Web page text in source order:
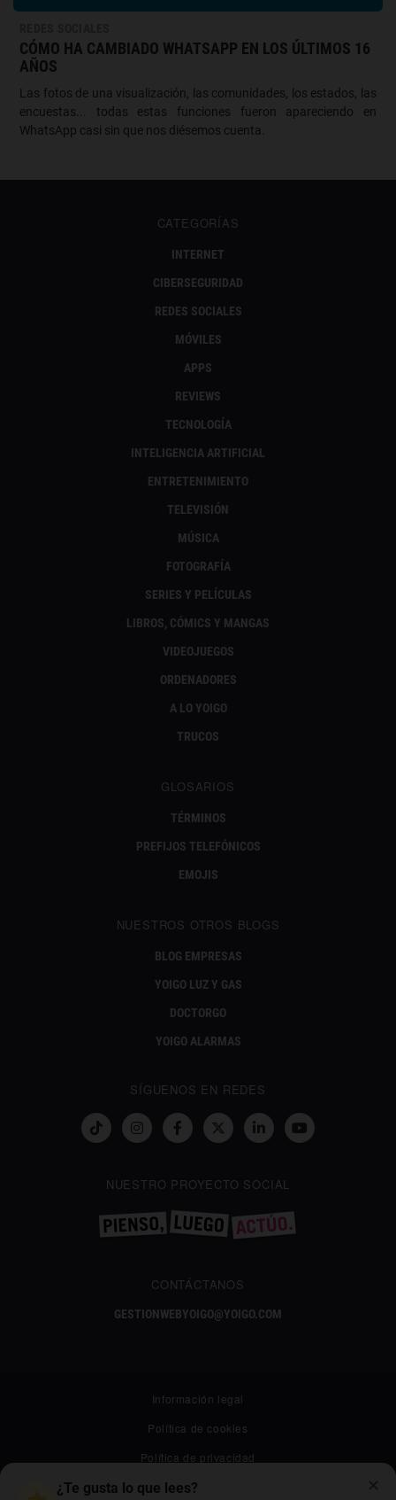
CÓMO HA CAMBIADO WHATSAPP EN LOS ÚLTIMOS 16
AÑOS
Las fotos de una visualización, las comunidades, los estados, las
encuestas... todas estas funciones fueron apareciendo en
WhatsApp casi sin que nos diésemos cuenta.
CATEGORÍAS
INTERNET
CIBERSEGURIDAD
REDES SOCIALES
MÓVILES
APPS
REVIEWS
TECNOLOGÍA
INTELIGENCIA ARTIFICIAL
ENTRETENIMIENTO
TELEVISIÓN
MÚSICA
FOTOGRAFÍA
SERIES Y PELÍCULAS
LIBROS, CÓMICS Y MANGAS
VIDEOJUEGOS
ORDENADORES
A LO YOIGO
TRUCOS
GLOSARIOS
TÉRMINOS
PREFIJOS TELEFÓNICOS
EMOJIS
NUESTROS OTROS BLOGS
BLOG EMPRESAS
YOIGO LUZ Y GAS
DOCTORGO
YOIGO ALARMAS
SÍGUENOS EN REDES
NUESTRO PROYECTO SOCIAL
CONTÁCTANOS
GESTIONWEBYOIGO@YOIGO.COM
Información legal
Política de cookies
Política de privacidad
Canal ético
¿Te gusta lo que lees?